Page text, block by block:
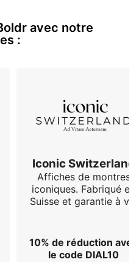
avec notre
:
Iconic Switzerland
Affiches de montres
iconiques. Fabriqué en
Suisse et garantie à vie
10% de réduction avec
le code DIAL10